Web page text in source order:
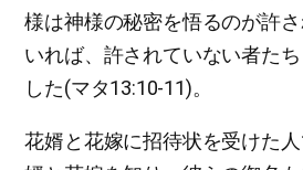
様は神様の秘密を悟るのが許
いれば、許されていない者た
した(マタ13:10-11)。
花婿と花嫁に招待状を受けた